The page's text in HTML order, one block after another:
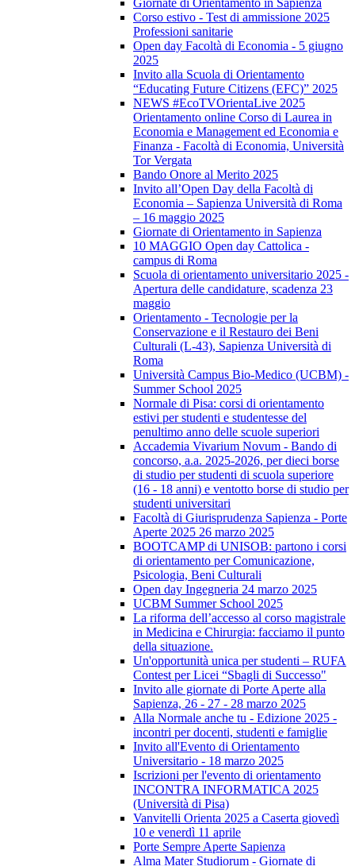
Giornate di Orientamento in Sapienza
Corso estivo - Test di ammissione 2025
Professioni sanitarie
Open day Facoltà di Economia - 5 giugno
2025
Invito alla Scuola di Orientamento
“Educating Future Citizens (EFC)” 2025
NEWS #EcoTVOrientaLive 2025
Orientamento online Corso di Laurea in
Economia e Management ed Economia e
Finanza - Facoltà di Economia, Università
Tor Vergata
Bando Onore al Merito 2025
Invito all’Open Day della Facoltà di
Economia – Sapienza Università di Roma
– 16 maggio 2025
Giornate di Orientamento in Sapienza
10 MAGGIO Open day Cattolica -
campus di Roma
Scuola di orientamento universitario 2025 -
Apertura delle candidature, scadenza 23
maggio
Orientamento - Tecnologie per la
Conservazione e il Restauro dei Beni
Culturali (L-43), Sapienza Università di
Roma
Università Campus Bio-Medico (UCBM) -
Summer School 2025
Normale di Pisa: corsi di orientamento
estivi per studenti e studentesse del
penultimo anno delle scuole superiori
Accademia Vivarium Novum - Bando di
concorso, a.a. 2025-2026, per dieci borse
di studio per studenti di scuola superiore
(16 - 18 anni) e ventotto borse di studio per
studenti universitari
Facoltà di Giurisprudenza Sapienza - Porte
Aperte 2025 26 marzo 2025
BOOTCAMP di UNISOB: partono i corsi
di orientamento per Comunicazione,
Psicologia, Beni Culturali
Open day Ingegneria 24 marzo 2025
UCBM Summer School 2025
La riforma dell’accesso al corso magistrale
in Medicina e Chirurgia: facciamo il punto
della situazione.
Un'opportunità unica per studenti – RUFA
Contest per Licei “Sbagli di Successo"
Invito alle giornate di Porte Aperte alla
Sapienza, 26 - 27 - 28 marzo 2025
Alla Normale anche tu - Edizione 2025 -
incontri per docenti, studenti e famiglie
Invito all'Evento di Orientamento
Universitario - 18 marzo 2025
Iscrizioni per l'evento di orientamento
INCONTRA INFORMATICA 2025
(Università di Pisa)
Vanvitelli Orienta 2025 a Caserta giovedì
10 e venerdì 11 aprile
Porte Sempre Aperte Sapienza
Alma Mater Studiorum - Giornate di